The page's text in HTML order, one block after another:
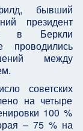
бывший
президент
в Беркли
между
советских
на четыре
100 %
– 75 % на